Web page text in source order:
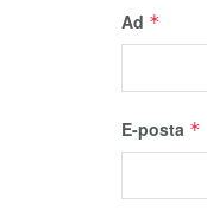
Ad *
E-posta *